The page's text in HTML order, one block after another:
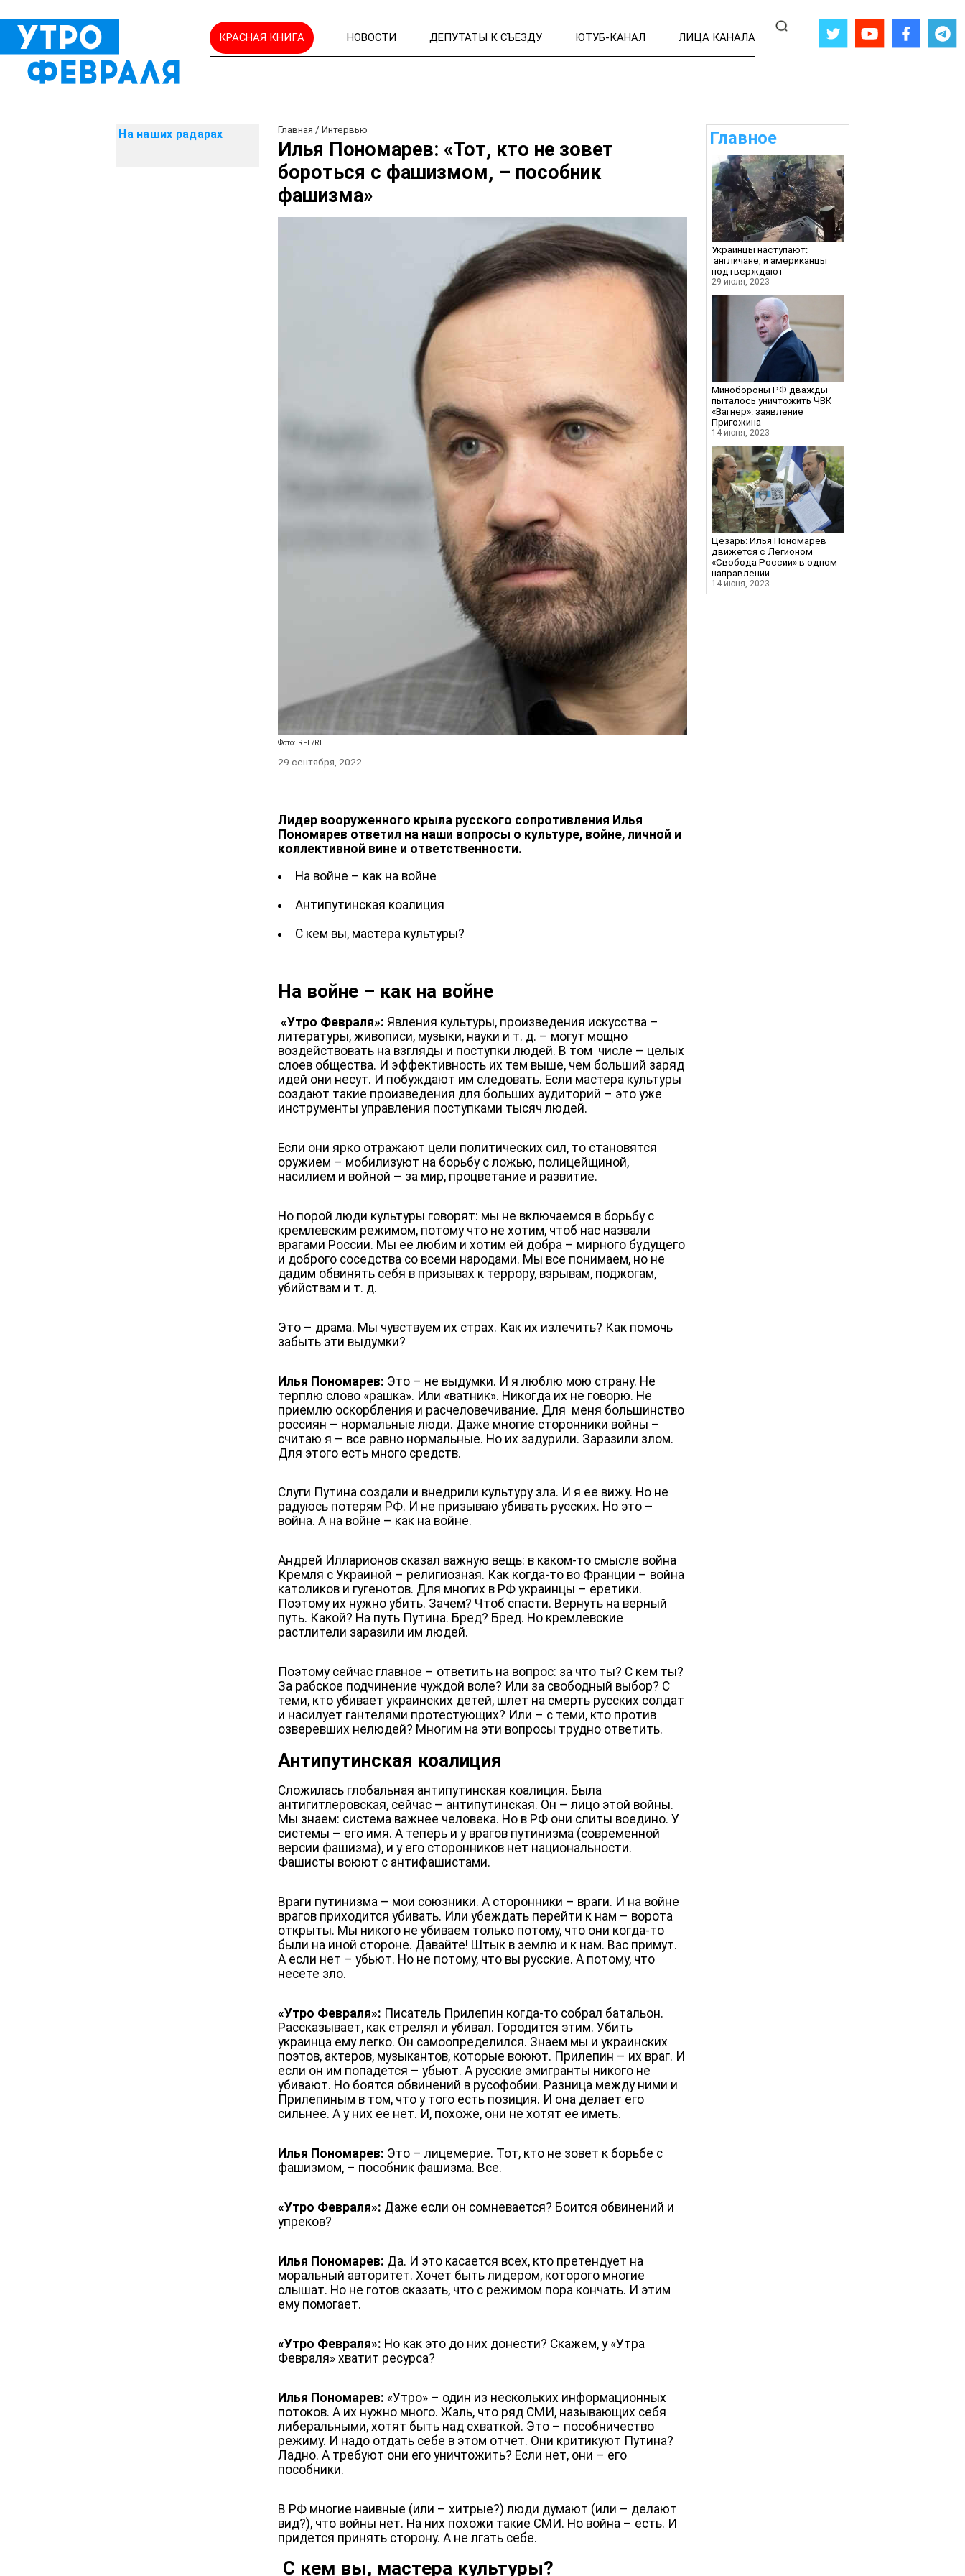
КРАСНАЯ КНИГА НОВОСТИ ДЕПУТАТЫ К СЪЕЗДУ ЮТУБ-КАНАЛ ЛИЦА КАНАЛА
На наших радарах Главная /Интервью
Илья Пономарев: «Тот, кто не зовет
бороться с фашизмом, – пособник
фашизма»
Фото: RFE/RL
29 сентября, 2022
Лидер вооруженного крыла русского сопротивления Илья
Пономарев ответил на наши вопросы о культуре, войне, личной и
коллективной вине и ответственности.
На войне – как на войне
Антипутинская коалиция
С кем вы, мастера культуры?
На войне – как на войне
«Утро Февраля»: Явления культуры, произведения искусства –
литературы, живописи, музыки, науки и т. д. – могут мощно
воздействовать на взгляды и поступки людей. В том числе – целых
слоев общества. И эффективность их тем выше, чем больший заряд
идей они несут. И побуждают им следовать. Если мастера культуры
создают такие произведения для больших аудиторий – это уже
инструменты управления поступками тысяч людей.
Если они ярко отражают цели политических сил, то становятся
оружием – мобилизуют на борьбу с ложью, полицейщиной,
насилием и войной – за мир, процветание и развитие.
Но порой люди культуры говорят: мы не включаемся в борьбу с
кремлевским режимом, потому что не хотим, чтоб нас назвали
врагами России. Мы ее любим и хотим ей добра – мирного будущего
и доброго соседства со всеми народами. Мы все понимаем, но не
дадим обвинять себя в призывах к террору, взрывам, поджогам,
убийствам и т. д.
Это – драма. Мы чувствуем их страх. Как их излечить? Как помочь
забыть эти выдумки?
Илья Пономарев: Это – не выдумки. И я люблю мою страну. Не
терплю слово «рашка». Или «ватник». Никогда их не говорю. Не
приемлю оскорбления и расчеловечивание. Для меня большинство
россиян – нормальные люди. Даже многие сторонники войны –
считаю я – все равно нормальные. Но их задурили. Заразили злом.
Для этого есть много средств.
Слуги Путина создали и внедрили культуру зла. И я ее вижу. Но не
радуюсь потерям РФ. И не призываю убивать русских. Но это –
война. А на войне – как на войне.
Андрей Илларионов сказал важную вещь: в каком-то смысле война
Кремля с Украиной – религиозная. Как когда-то во Франции – война
католиков и гугенотов. Для многих в РФ украинцы – еретики.
Поэтому их нужно убить. Зачем? Чтоб спасти. Вернуть на верный
путь. Какой? На путь Путина. Бред? Бред. Но кремлевские
растлители заразили им людей.
Поэтому сейчас главное – ответить на вопрос: за что ты? С кем ты?
За рабское подчинение чуждой воле? Или за свободный выбор? С
теми, кто убивает украинских детей, шлет на смерть русских солдат
и насилует гантелями протестующих? Или – с теми, кто против
озверевших нелюдей? Многим на эти вопросы трудно ответить.
Антипутинская коалиция
Сложилась глобальная антипутинская коалиция. Была
антигитлеровская, сейчас – антипутинская. Он – лицо этой войны.
Мы знаем: система важнее человека. Но в РФ они слиты воедино. У
системы – его имя. А теперь и у врагов путинизма (современной
версии фашизма), и у его сторонников нет национальности.
Фашисты воюют с антифашистами.
Враги путинизма – мои союзники. А сторонники – враги. И на войне
врагов приходится убивать. Или убеждать перейти к нам – ворота
открыты. Мы никого не убиваем только потому, что они когда-то
были на иной стороне. Давайте! Штык в землю и к нам. Вас примут.
А если нет – убьют. Но не потому, что вы русские. А потому, что
несете зло.
«Утро Февраля»: Писатель Прилепин когда-то собрал батальон.
Рассказывает, как стрелял и убивал. Городится этим. Убить
украинца ему легко. Он самоопределился. Знаем мы и украинских
поэтов, актеров, музыкантов, которые воюют. Прилепин – их враг. И
если он им попадется – убьют. А русские эмигранты никого не
убивают. Но боятся обвинений в русофобии. Разница между ними и
Прилепиным в том, что у того есть позиция. И она делает его
сильнее. А у них ее нет. И, похоже, они не хотят ее иметь.
Илья Пономарев: Это – лицемерие. Тот, кто не зовет к борьбе с
фашизмом, – пособник фашизма. Все.
«Утро Февраля»: Даже если он сомневается? Боится обвинений и
упреков?
Илья Пономарев: Да. И это касается всех, кто претендует на
моральный авторитет. Хочет быть лидером, которого многие
слышат. Но не готов сказать, что с режимом пора кончать. И этим
ему помогает.
«Утро Февраля»: Но как это до них донести? Скажем, у «Утра
Февраля» хватит ресурса?
Илья Пономарев: «Утро» – один из нескольких информационных
потоков. А их нужно много. Жаль, что ряд СМИ, называющих себя
либеральными, хотят быть над схваткой. Это – пособничество
режиму. И надо отдать себе в этом отчет. Они критикуют Путина?
Ладно. А требуют они его уничтожить? Если нет, они – его
пособники.
В РФ многие наивные (или – хитрые?) люди думают (или – делают
вид?), что войны нет. На них похожи такие СМИ. Но война – есть. И
придется принять сторону. А не лгать себе.
С кем вы, мастера культуры?
Главное
Украинцы наступают:
англичане, и американцы
подтверждают
29 июля, 2023
Минобороны РФ дважды
пыталось уничтожить ЧВК
«Вагнер»: заявление
Пригожина
14 июня, 2023
Цезарь: Илья Пономарев
движется с Легионом
«Свобода России» в одном
направлении
14 июня, 2023